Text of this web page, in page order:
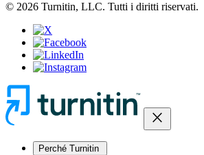
© 2026 Turnitin, LLC. Tutti i diritti riservati.
close
Perché Turnitin